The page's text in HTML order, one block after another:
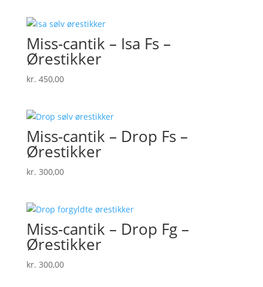
Miss-cantik – Isa Fs –
Ørestikker
kr. 450,00
Miss-cantik – Drop Fs –
Ørestikker
kr. 300,00
Miss-cantik – Drop Fg –
Ørestikker
kr. 300,00